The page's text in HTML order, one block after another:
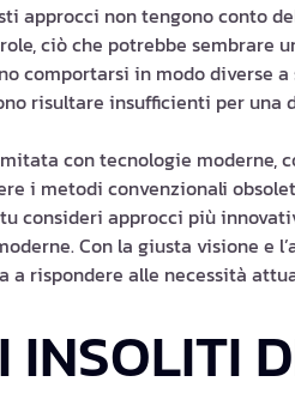
approcci non tengono conto
ciò che potrebbe sembrare
comportarsi in modo diverse
risultare insufficienti per una
con tecnologie moderne,
i metodi convenzionali
consideri approcci più
Con la giusta visione e
a rispondere alle necessità
INSOLITI